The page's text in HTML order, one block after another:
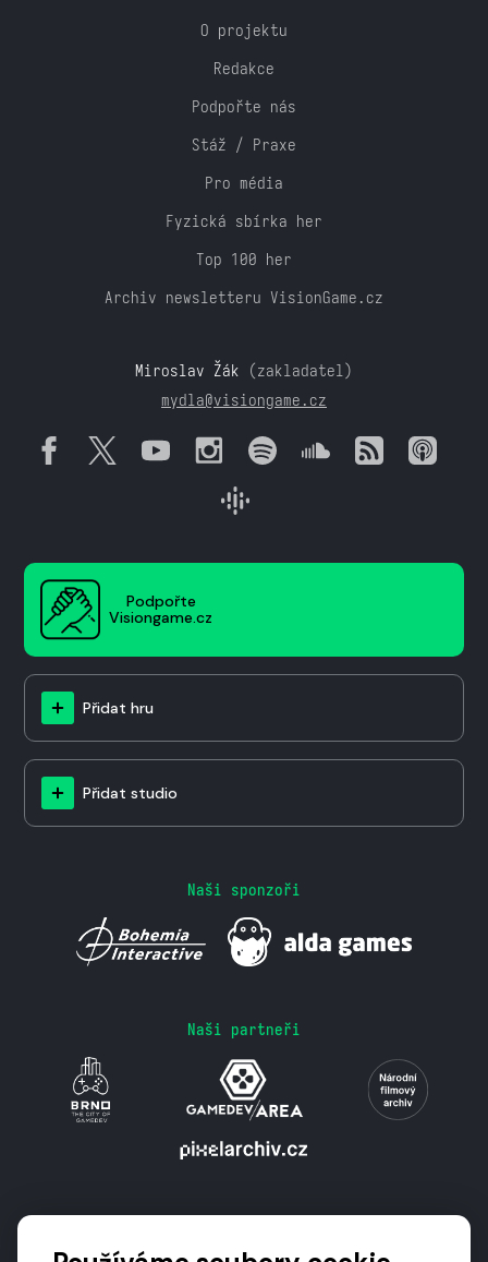
O projektu
Redakce
Podpořte nás
Stáž / Praxe
Pro média
Fyzická sbírka her
Top 100 her
Archiv newsletteru VisionGame.cz
Miroslav Žák (zakladatel)
mydla@visiongame.cz
Podpořte
Visiongame.cz
Přidat hru
Přidat studio
Naši sponzoři
Naši partneři